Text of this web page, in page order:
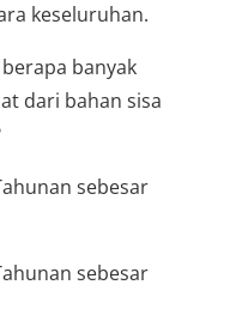
keseluruhan.
banyak
dari bahan sisa
sebesar
sebesar